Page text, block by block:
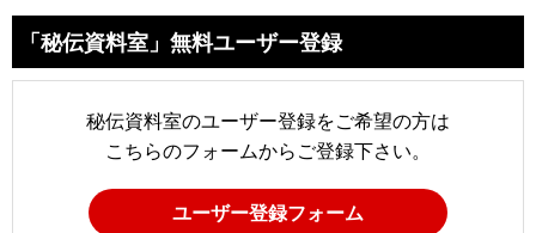
「秘伝資料室」無料ユーザー登録
秘伝資料室のユーザー登録をご希望の方は
こちらのフォームからご登録下さい。
ユーザー登録フォーム